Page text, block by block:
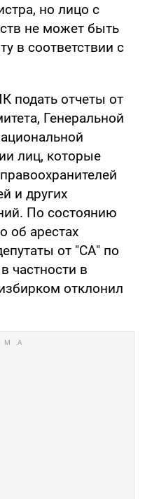
но лицо с
не может быть
в соответствии с
подать отчеты от
Генеральной
лиц, которые
и других
По состоянию
об арестах
от "СА" по
частности в
отклонил